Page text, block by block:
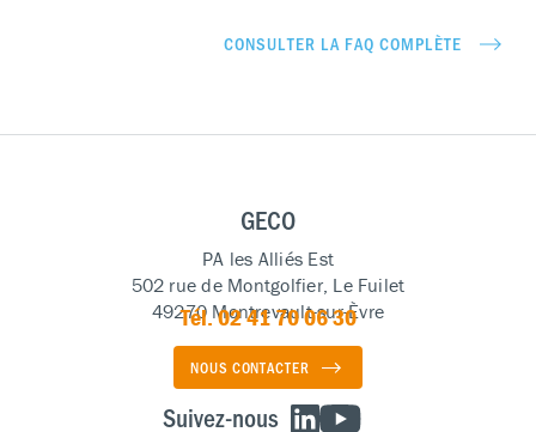
CONSULTER LA FAQ COMPLÈTE
GECO
PA les Alliés Est
502 rue de Montgolfier, Le Fuilet
49270 Montrevault-sur-Èvre
Tél. 02 41 70 06 30
NOUS CONTACTER
Suivez-nous